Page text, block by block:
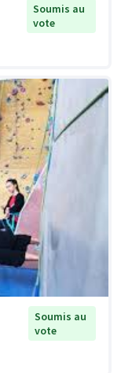
Soumis au
vote
Soumis au
vote